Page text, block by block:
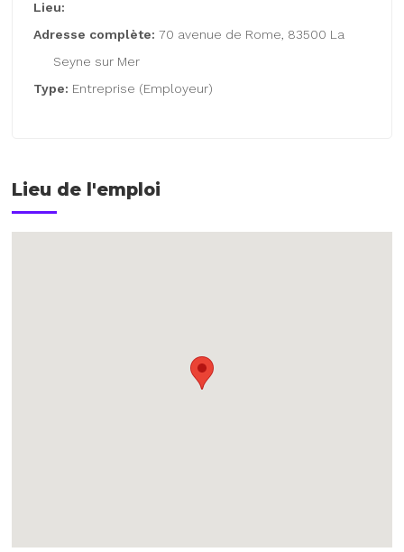
Lieu:
Adresse complète:70 avenue de Rome, 83500 La
Seyne sur Mer
Type: Entreprise (Employeur)
Lieu de l'emploi